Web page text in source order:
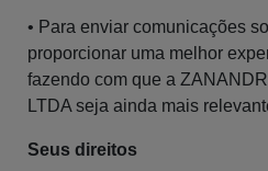
• Para enviar comunicações
proporcionar uma melhor
fazendo com que a
LTDA seja ainda mais
Seus direitos